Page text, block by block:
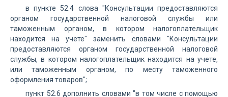
в пункте 52.4 слова "Консультации предоставляются
органом государственной налоговой службы или
таможенным органом, в котором налогоплательщик
находится на учете" заменить словами "Консультации
предоставляются органом государственной налоговой
службы, в котором налогоплательщик находится на учете,
или таможенным органом, по месту таможенного
оформления товаров";
пункт 52.6 дополнить словами "в том числе с помощью